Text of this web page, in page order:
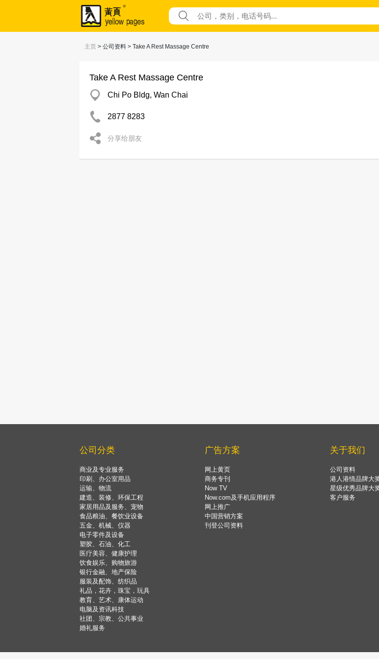
主页 > 公司资料 > Take A Rest Massage Centre
Take A Rest Massage Centre
Chi Po Bldg, Wan Chai
2877 8283
分享给朋友
公司分类
商业及专业服务
印刷、办公室用品
运输、物流
建造、装修、环保工程
家居用品及服务、宠物
食品粮油、餐饮业设备
五金、机械、仪器
电子零件及设备
塑胶、石油、化工
医疗美容、健康护理
饮食娱乐、购物旅游
银行金融、地产保险
服装及配饰、纺织品
礼品，花卉，珠宝，玩具
教育、艺术、康体运动
电脑及资讯科技
社团、宗教、公共事业
婚礼服务
广告方案
网上黄页
商务专刊
Now TV
Now.com及手机应用程序
网上推广
中国营销方案
刊登公司资料
关于我们
公司资料
港人港情品牌大
星级优秀品牌大
客户服务